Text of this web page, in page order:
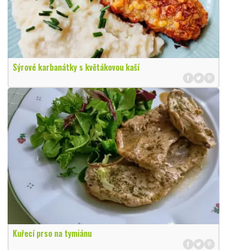
Sýrové karbanátky s květákovou kaší
Kuřecí prso na tymiánu